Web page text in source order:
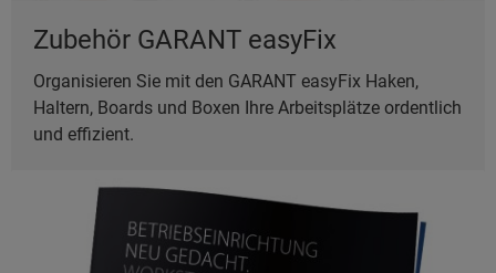
Zubehör GARANT easyFix
Organisieren Sie mit den GARANT easyFix Haken,
Haltern, Boards und Boxen Ihre Arbeitsplätze ordentlich
und effizient.